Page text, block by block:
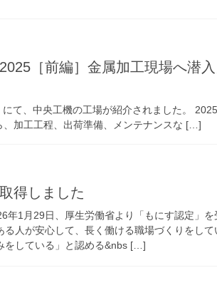
［前編］金属加工現場へ潜
て、中央工機の工場が紹介されました。
加工工程、出荷準備、メンテナンスな […]
得しました
年1月29日、厚生労働省より「もにす認定」を
る人が安心して、長く働ける職場づくりをし
をしている」と認める&nbs […]